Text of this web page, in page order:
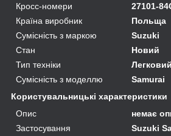
Кросс-номери
27101-
Країна виробник
Польща
Сумісність з маркою
Suzuki
Стан
Новий
Тип техніки
Сумісність з моделлю
Samurai
Користувальницькі характеристики
Опис
немає
Застосування
Suzuki